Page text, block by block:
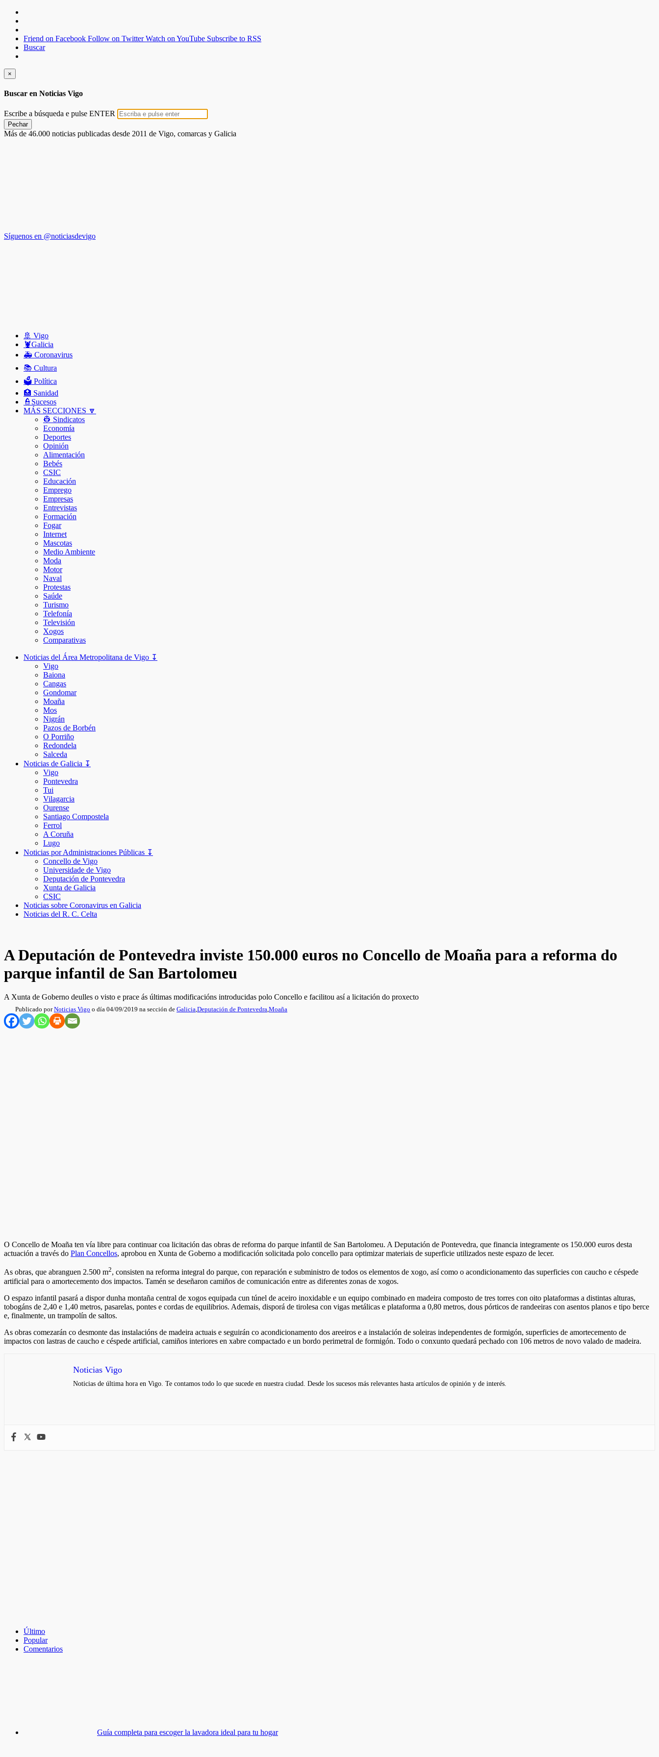
Friend on Facebook Follow on Twitter Watch on YouTube Subscribe to RSS
Buscar
×
Buscar en Noticias Vigo
Escribe a búsqueda e pulse ENTER
Pechar
Más de 46.000 noticias publicadas desde 2011 de Vigo, comarcas y Galicia
Síguenos en @noticiasdevigo
🚢 Vigo
🦞️Galicia
🚑 Coronavirus
📚 Cultura
🗳️ Política
🏥 Sanidad
👮Sucesos
MÁS SECCIONES 🔽
👷 Sindicatos
Economía
Deportes
Opinión
Alimentación
Bebés
CSIC
Educación
Emprego
Empresas
Entrevistas
Formación
Fogar
Internet
Mascotas
Medio Ambiente
Moda
Motor
Naval
Protestas
Saúde
Turismo
Telefonía
Televisión
Xogos
Comparativas
Noticias del Área Metropolitana de Vigo ↧
Vigo
Baiona
Cangas
Gondomar
Moaña
Mos
Nigrán
Pazos de Borbén
O Porriño
Redondela
Salceda
Noticias de Galicia ↧
Vigo
Pontevedra
Tui
Vilagarcia
Ourense
Santiago Compostela
Ferrol
A Coruña
Lugo
Noticias por Administraciones Públicas ↧
Concello de Vigo
Universidade de Vigo
Deputación de Pontevedra
Xunta de Galicia
CSIC
Noticias sobre Coronavirus en Galicia
Noticias del R. C. Celta
A Deputación de Pontevedra inviste 150.000 euros no Concello de Moaña para a reforma do
parque infantil de San Bartolomeu
A Xunta de Goberno deulles o visto e prace ás últimas modificacións introducidas polo Concello e facilitou así a licitación do proxecto
Publicado porNoticias Vigo o día 04/09/2019 na sección de Galicia,Deputación de Pontevedra,Moaña
O Concello de Moaña ten vía libre para continuar coa licitación das obras de reforma do parque infantil de San Bartolomeu. A Deputación de Pontevedra, que financia integramente os 150.000 euros desta
actuación a través do Plan Concellos, aprobou en Xunta de Goberno a modificación solicitada polo concello para optimizar materiais de superficie utilizados neste espazo de lecer.
As obras, que abranguen 2.500 m2, consisten na reforma integral do parque, con reparación e subministro de todos os elementos de xogo, así como o acondicionamento das superficies con caucho e céspede
artificial para o amortecemento dos impactos. Tamén se deseñaron camiños de comunicación entre as diferentes zonas de xogos.
O espazo infantil pasará a dispor dunha montaña central de xogos equipada cun túnel de aceiro inoxidable e un equipo combinado en madeira composto de tres torres con oito plataformas a distintas alturas,
tobogáns de 2,40 e 1,40 metros, pasarelas, pontes e cordas de equilibrios. Ademais, disporá de tirolesa con vigas metálicas e plataforma a 0,80 metros, dous pórticos de randeeiras con asentos planos e tipo berce
e, finalmente, un trampolín de saltos.
As obras comezarán co desmonte das instalacións de madeira actuais e seguirán co acondicionamento dos areeiros e a instalación de soleiras independentes de formigón, superficies de amortecemento de
impactos con lastras de caucho e céspede artificial, camiños interiores en xabre compactado e un bordo perimetral de formigón. Todo o conxunto quedará pechado con 106 metros de novo valado de madeira.
Noticias Vigo
Noticias de última hora en Vigo. Te contamos todo lo que sucede en nuestra ciudad. Desde los sucesos más relevantes hasta artículos de opinión y de interés.
Último
Popular
Comentarios
Guía completa para escoger la lavadora ideal para tu hogar